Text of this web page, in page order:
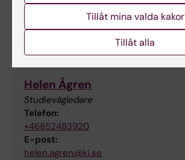
+46852483770
anna.hellstrom@ki.se
Helen Ågren
Studievägledare
Telefon:
+46852483920
E-post:
helen.agren@ki.se
Tillåt mina valda kakor
Tillåt alla